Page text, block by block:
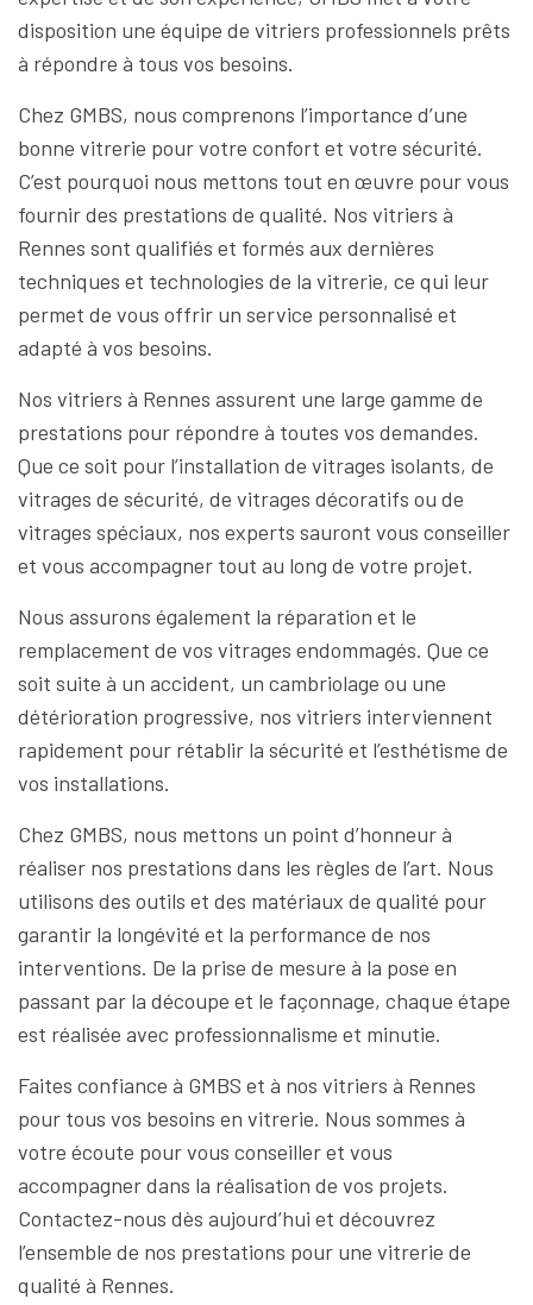
disposition une équipe de vitriers professionnels prêts
à répondre à tous vos besoins.
Chez GMBS, nous comprenons l’importance d’une
bonne vitrerie pour votre confort et votre sécurité.
C’est pourquoi nous mettons tout en œuvre pour vous
fournir des prestations de qualité. Nos vitriers à
Rennes sont qualifiés et formés aux dernières
techniques et technologies de la vitrerie, ce qui leur
permet de vous offrir un service personnalisé et
adapté à vos besoins.
Nos vitriers à Rennes assurent une large gamme de
prestations pour répondre à toutes vos demandes.
Que ce soit pour l’installation de vitrages isolants, de
vitrages de sécurité, de vitrages décoratifs ou de
vitrages spéciaux, nos experts sauront vous conseiller
et vous accompagner tout au long de votre projet.
Nous assurons également la réparation et le
remplacement de vos vitrages endommagés. Que ce
soit suite à un accident, un cambriolage ou une
détérioration progressive, nos vitriers interviennent
rapidement pour rétablir la sécurité et l’esthétisme de
vos installations.
Chez GMBS, nous mettons un point d’honneur à
réaliser nos prestations dans les règles de l’art. Nous
utilisons des outils et des matériaux de qualité pour
garantir la longévité et la performance de nos
interventions. De la prise de mesure à la pose en
passant par la découpe et le façonnage, chaque étape
est réalisée avec professionnalisme et minutie.
Faites confiance à GMBS et à nos vitriers à Rennes
pour tous vos besoins en vitrerie. Nous sommes à
votre écoute pour vous conseiller et vous
accompagner dans la réalisation de vos projets.
Contactez-nous dès aujourd’hui et découvrez
l’ensemble de nos prestations pour une vitrerie de
qualité à Rennes.